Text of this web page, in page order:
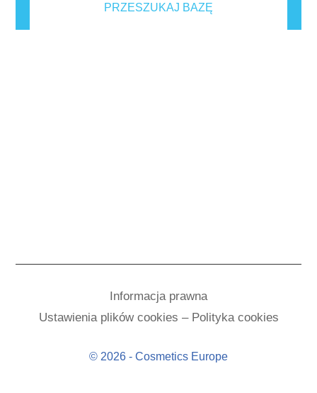
PRZESZUKAJ BAZĘ
Informacja prawna
Ustawienia plików cookies – Polityka cookies
© 2026 - Cosmetics Europe